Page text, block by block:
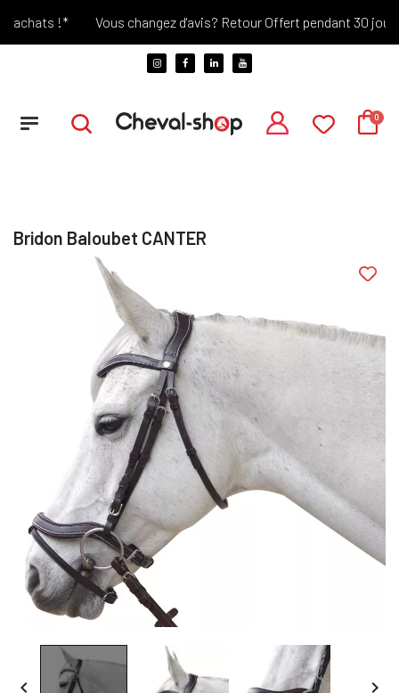
!* Vous changez d'avis? Retour Offert pendant 30 jours !
Bridon Baloubet CANTER
 